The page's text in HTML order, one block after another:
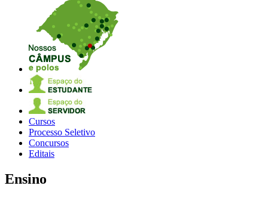
Cursos
Processo Seletivo
Concursos
Editais
Ensino